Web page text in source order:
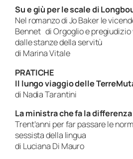
Su e giù per le scale di
Nel romanzo di Jo Baker le
Bennet di Orgoglio e
dalle stanze della servitù
di Marina Vitale
PRATICHE
Il lungo viaggio delle
di Nadia Tarantini
La ministra che fa la differenza
Trent’anni per far passare le
sessista della lingua
di Luciana Di Mauro